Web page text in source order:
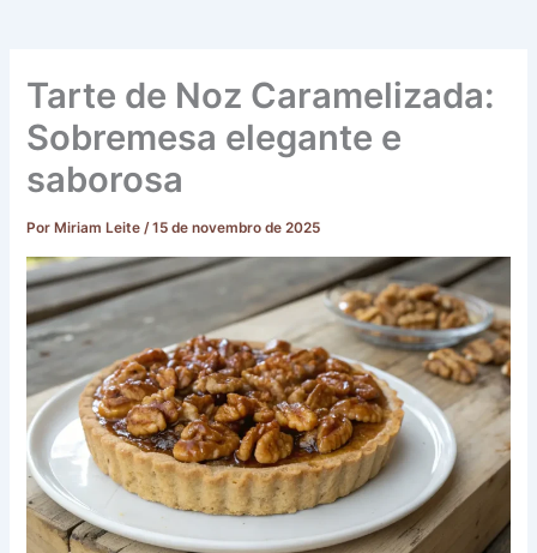
Tarte de Noz Caramelizada:
Sobremesa elegante e
saborosa
Por Miriam Leite/15 de novembro de 2025